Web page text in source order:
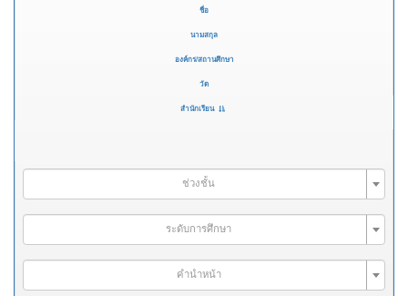
ชื่อ
นามสกุล
องค์กร/สถานศึกษา
วัด
สำนักเรียน
ช่วงชั้น
ระดับการศึกษา
คำนำหน้า